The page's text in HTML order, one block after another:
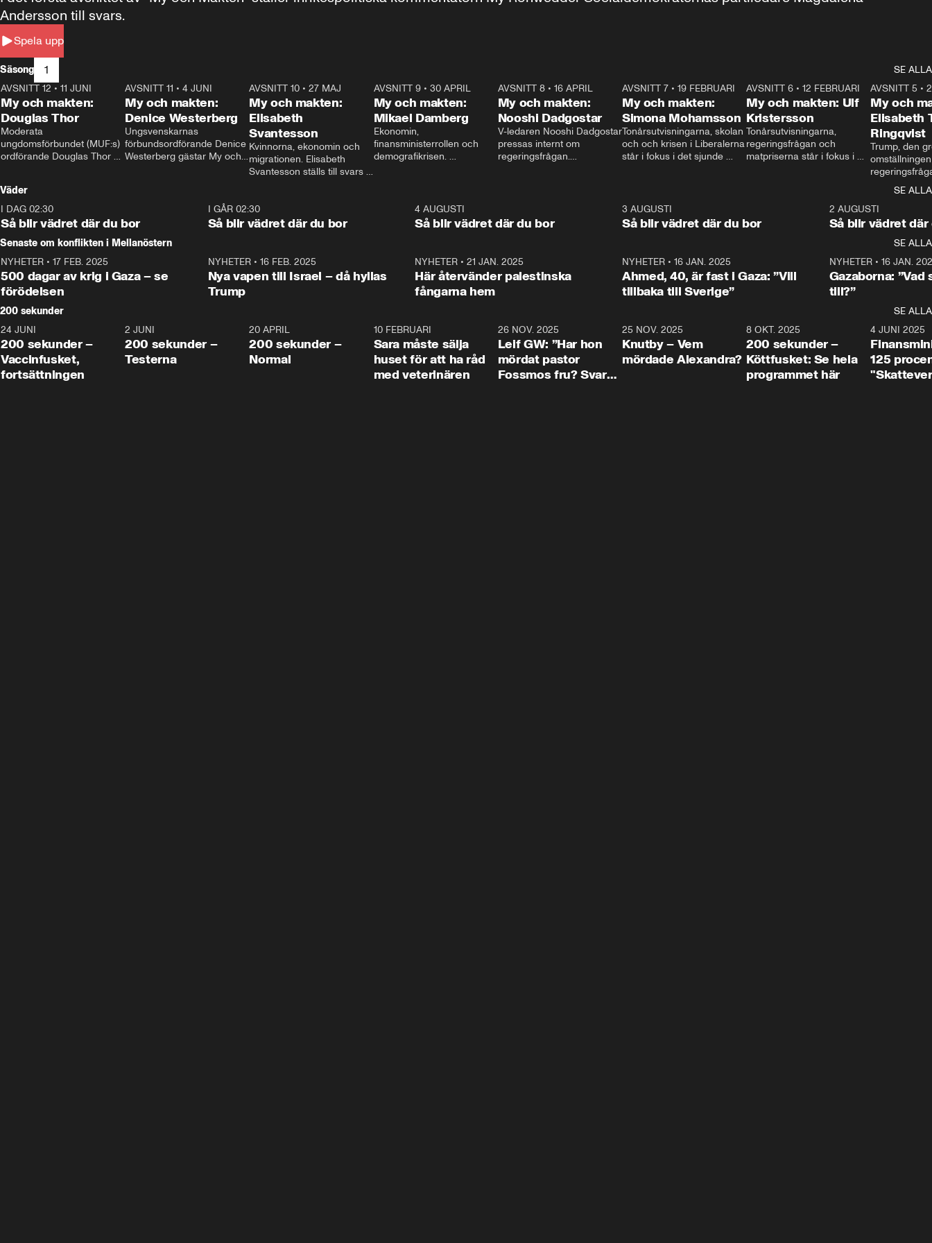
Spela upp
Andersson till svars.
Säsong 1
SE ALLA
26:27
AVSNITT 12 • 11 JUNI
My och makten:
Douglas Thor
Moderata
ungdomsförbundet (MUF:s)
ordförande Douglas Thor
tonårsutvisningarna och hur
Moderaterna ska locka
väljare till valet i höst.
23:40
AVSNITT 11 •4 JUNI
My och makten:
Denice Westerberg
Ungsvenskarnas
förbundsordförande Denice
Westerberg gästar My och
AVSNITT 10 •27 MAJ
My och makten:
Elisabeth
Svantesson
Kvinnorna, ekonomin och
migrationen. Elisabeth
Svantesson ställs till svars
AVSNITT 9• 30 APRIL
My och makten:
Mikael Damberg
Ekonomin,
finansministerrollen och
demografikrisen.
och Makten.
AVSNITT 8• 16 APRIL
My och makten:
Nooshi Dadgostar
V-ledaren Nooshi Dadgostar
pressas internt om
regeringsfrågan.
– Vi ställer upp i val. Ska vi
vara med så sitter vi förstås
24:30
AVSNITT 7• 19 FEBRUARI
My och makten:
Simona Mohamsson
Tonårsutvisningarna, skolan
och och krisen i Liberalerna
står i fokus i det sjunde
kommentator My
Rohwedder ställer
utbildnings- och
Mohamsson till svars.
27:30
AVSNITT 6 •12 FEBRUARI
My och makten: Ulf
Kristersson
Tonårsutvisningarna,
regeringsfrågan och
matpriserna står i fokus i
Rohwedder ställer
statsminister Ulf Kristersson
AVSNITT 5 •
My och
Elisabeth
Ringqvist
Trump, den
centrum i
avsnittet av
Makten”. Se
Aftonbladets
Rohwedder
Thand Ring
Väder
SE ALLA
I DAG 02:30
Så blir vädret där du bor
1:06
I GÅR 02:30
Så blir vädret där du bor
4 AUGUSTI
Så blir vädret där du bor
3 AUGUSTI
Så blir vädret där du bor
2 AUGUSTI
Så blir vädret där
Senaste om konflikten i Mellanöstern
SE ALLA
NYHETER • 17 FEB. 2025
500 dagar av krig i Gaza – se
förödelsen
NYHETER• 16 FEB. 2025
Nya vapen till Israel – då hyllas
Trump
NYHETER •21 JAN. 2025
Här återvänder palestinska
fångarna hem
NYHETER• 16 JAN. 2025
Ahmed, 40, är fast i Gaza: ”Vill
tillbaka till Sverige”
NYHETER• 16 JAN.
Gazaborna:
till?”
200 sekunder
SE ALLA
5:00
24 JUNI
200 sekunder –
Vaccinfusket,
fortsättningen
4:23
2 JUNI
200 sekunder –
Testerna
20 APRIL
200 sekunder –
Normal
10 FEBRUARI
Sara måste sälja
huset för att ha råd
med veterinären
26 NOV. 2025
Leif GW: ”Har hon
mördat pastor
Fossmos fru? Svar
31:05
25 NOV. 2025
Knutby – Vem
mördade Alexandra?
4:29
8 OKT. 2025
200 sekunder –
Köttfusket: Se hela
programmet här
4 JUNI 2025
125